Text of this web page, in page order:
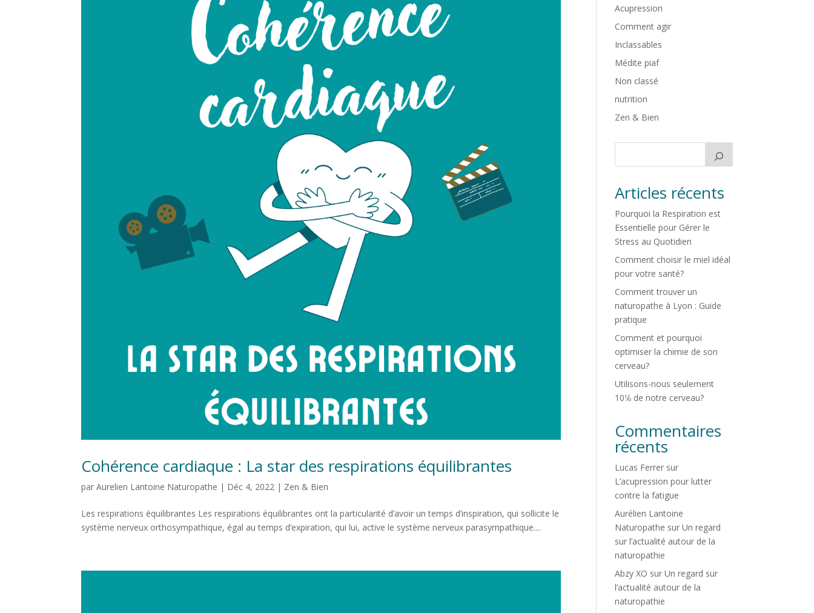
Cohérence cardiaque : La star des respirations équilibrantes
parAurelien Lantoine Naturopathe | Déc 4, 2022 | Zen & Bien
Les respirations équilibrantes Les respirations équilibrantes ont la particularité d’avoir un temps d’inspiration, qui sollicite le
système nerveux orthosympathique, égal au temps d’expiration, qui lui, active le système nerveux parasympathique....
Acupression
Comment agir
Inclassables
Médite piaf
Non classé
nutrition
Zen & Bien
Articles récents
Pourquoi la Respiration est
Essentielle pour Gérer le
Stress au Quotidien
Comment choisir le miel idéal
pour votre santé?
Comment trouver un
naturopathe à Lyon : Guide
pratique
Comment et pourquoi
optimiser la chimie de son
cerveau?
Utilisons-nous seulement
10℅ de notre cerveau?
Commentaires
récents
Lucas Ferrer sur
L’acupression pour lutter
contre la fatigue
Aurélien Lantoine
Naturopathe surUn regard
sur l’actualité autour de la
naturopathie
Abzy XO surUn regard sur
l’actualité autour de la
naturopathie